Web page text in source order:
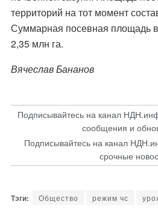
территорий на тот момент
Суммарная посевная площадь в
2,35 млн га.
Вячеслав Бананов
Подписывайтесь на канал
сообщения и
Подписывайтесь на канал
срочные
Общество режим чс